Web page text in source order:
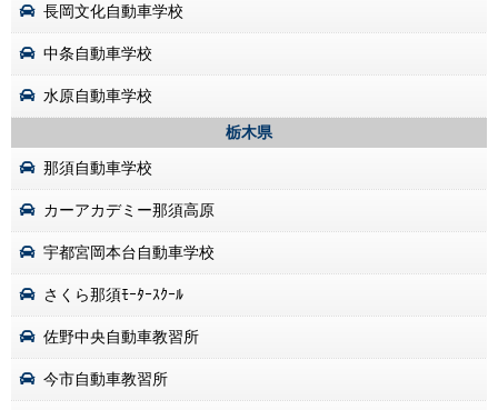
長岡文化自動車学校
中条自動車学校
水原自動車学校
栃木県
那須自動車学校
カーアカデミー那須高原
宇都宮岡本台自動車学校
さくら那須ﾓｰﾀｰｽｸｰﾙ
佐野中央自動車教習所
今市自動車教習所